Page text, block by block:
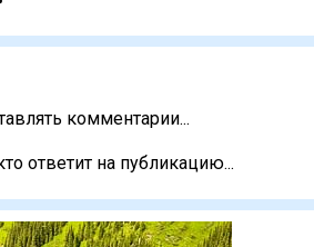
комментарии...
ответит на публикацию...